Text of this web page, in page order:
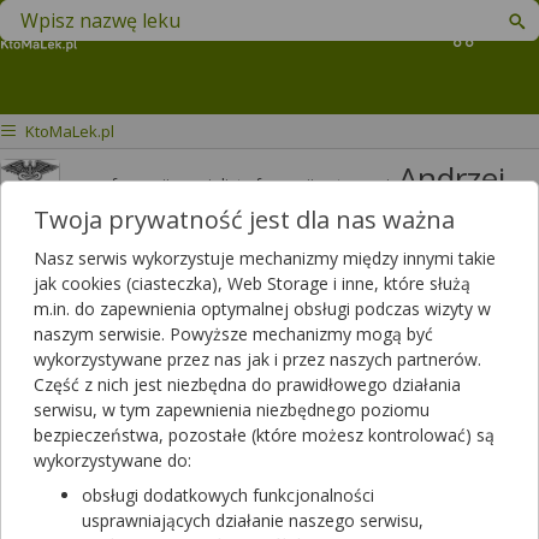
Koszyk
Znajdź lek w swojej okolicy
KtoMaLek.pl
mgr farmacji specjalista farmacji aptecznejAndrzej
Jakimiuk
Odpowiedzi
3820
Polubień
3426
Polecanych artykułów
114 Lista artykułów
APTEKA RODZINNA, Opole Lubelskie
Opole Lubelskie, LUBELSKA 13
Wyświetl numer
Niebawem otwieramy(07:00 - 20:00)
Twoja prywatność jest dla nas ważna
Nasz serwis wykorzystuje mechanizmy między innymi takie
jak cookies (ciasteczka), Web Storage i inne, które służą
m.in. do zapewnienia optymalnej obsługi podczas wizyty w
naszym serwisie. Powyższe mechanizmy mogą być
wykorzystywane przez nas jak i przez naszych partnerów.
Część z nich jest niezbędna do prawidłowego działania
serwisu, w tym zapewnienia niezbędnego poziomu
bezpieczeństwa, pozostałe (które możesz kontrolować) są
wykorzystywane do:
obsługi dodatkowych funkcjonalności
usprawniających działanie naszego serwisu,